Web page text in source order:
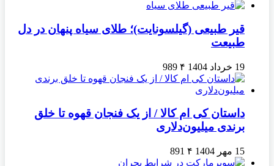
قیر طبیعی (گیلسونایت)؛ طلای سیاه پنهان در دل
طبیعت
19 خرداد 1404 ۴ 989
داستان کی ام کالا / از یک فنجان قهوه تا خلق
برندی میلیون‌دلاری
15 مهر 1404 ۴ 891